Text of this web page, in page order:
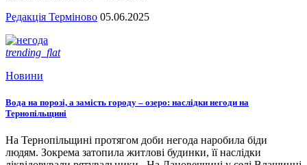
Редакція Терміново 05.06.2025
trending_flat
Новини
Вода на порозі, а замість городу – озеро: наслідки негоди на
Тернопільщині
На Тернопільщині протягом доби негода наробила біди
людям. Зокрема затопила житлові будинки, її наслідки